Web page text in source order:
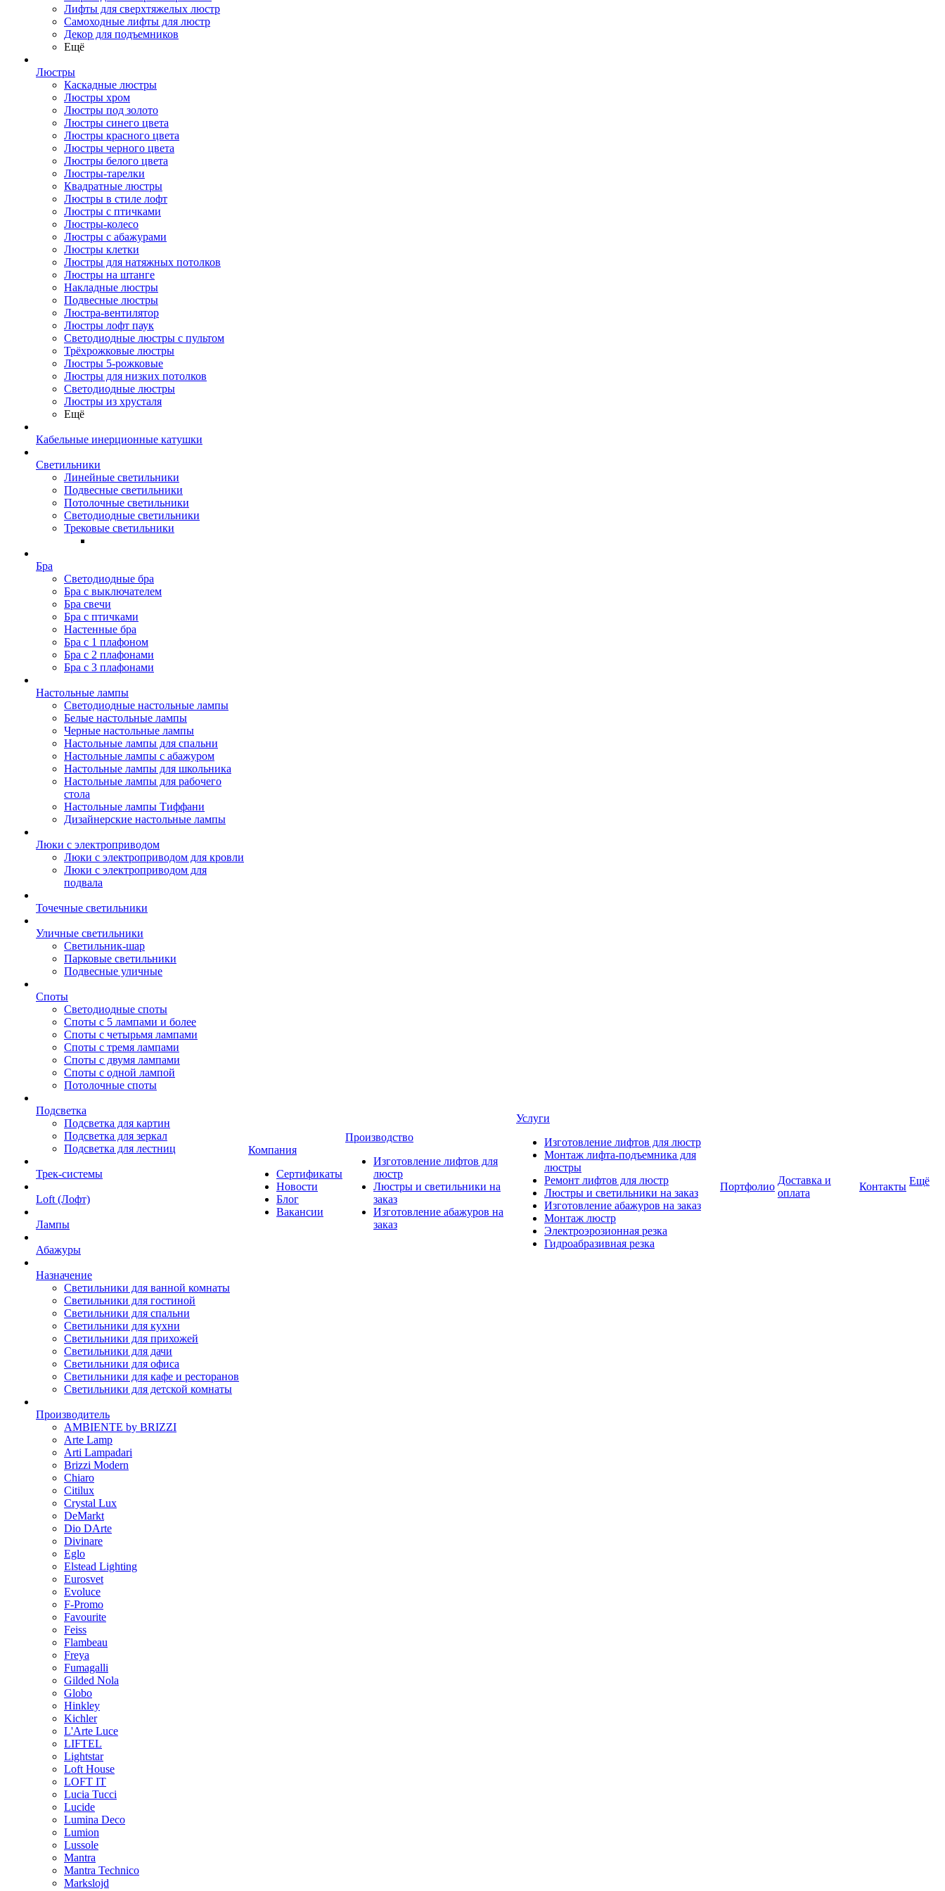
Лифты для сверхтяжелых люстр
Самоходные лифты для люстр
Декор для подъемников
Ещё
Люстры
Каскадные люстры
Люстры хром
Люстры под золото
Люстры синего цвета
Люстры красного цвета
Люстры черного цвета
Люстры белого цвета
Люстры-тарелки
Квадратные люстры
Люстры в стиле лофт
Люстры с птичками
Люстры-колесо
Люстры с абажурами
Люстры клетки
Люстры для натяжных потолков
Люстры на штанге
Накладные люстры
Подвесные люстры
Люстра-вентилятор
Люстры лофт паук
Светодиодные люстры с пультом
Трёхрожковые люстры
Люстры 5-рожковые
Люстры для низких потолков
Cветодиодные люстры
Люстры из хрусталя
Ещё
Кабельные инерционные катушки
Светильники
Линейные светильники
Подвесные светильники
Потолочные светильники
Светодиодные светильники
Трековые светильники
Бра
Светодиодные бра
Бра с выключателем
Бра свечи
Бра с птичками
Настенные бра
Бра с 1 плафоном
Бра с 2 плафонами
Бра с 3 плафонами
Настольные лампы
Светодиодные настольные лампы
Белые настольные лампы
Черные настольные лампы
Настольные лампы для спальни
Настольные лампы с абажуром
Настольные лампы для школьника
Настольные лампы для рабочего
стола
Настольные лампы Тиффани
Дизайнерские настольные лампы
Люки с электроприводом
Люки с электроприводом для кровли
Люки с электроприводом для
подвала
Точечные светильники
Уличные светильники
Светильник-шар
Парковые светильники
Подвесные уличные
Споты
Светодиодные споты
Споты с 5 лампами и более
Споты с четырьмя лампами
Споты с тремя лампами
Споты с двумя лампами
Споты с одной лампой
Потолочные споты
Подсветка
Подсветка для картин
Подсветка для зеркал
Подсветка для лестниц
Трек-системы
Loft (Лофт)
Лампы
Абажуры
Назначение
Светильники для ванной комнаты
Светильники для гостиной
Светильники для спальни
Светильники для кухни
Светильники для прихожей
Светильники для дачи
Светильники для офиса
Светильники для кафе и ресторанов
Светильники для детской комнаты
Производитель
AMBIENTE by BRIZZI
Arte Lamp
Arti Lampadari
Brizzi Modern
Chiaro
Citilux
Crystal Lux
DeMarkt
Dio DArte
Divinare
Eglo
Elstead Lighting
Eurosvet
Evoluce
F-Promo
Favourite
Feiss
Flambeau
Freya
Fumagalli
Gilded Nola
Globo
Hinkley
Kichler
L'Arte Luce
LIFTEL
Lightstar
Loft House
LOFT IT
Lucia Tucci
Lucide
Lumina Deco
Lumion
Lussole
Mantra
Mantra Technico
Markslojd
Компания
Сертификаты
Новости
Блог
Вакансии
Производство
Изготовление лифтов для
люстр
Люстры и светильники на
заказ
Изготовление абажуров на
заказ
Услуги
Изготовление лифтов для люстр
Монтаж лифта-подъемника для
люстры
Ремонт лифтов для люстр
Люстры и светильники на заказ
Изготовление абажуров на заказ
Монтаж люстр
Электроэрозионная резка
Гидроабразивная резка
Портфолио
Доставка и
оплата
Контакты Ещё